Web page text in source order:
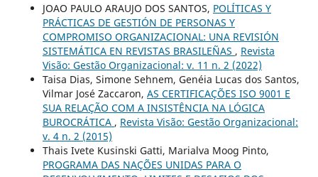
JOAO PAULO ARAUJO DOS SANTOS, POLÍTICAS Y
PRÁCTICAS DE GESTIÓN DE PERSONAS Y
COMPROMISO ORGANIZACIONAL: UNA REVISIÓN
SISTEMÁTICA EN REVISTAS BRASILEÑAS , Revista
Visão: Gestão Organizacional: v. 11 n. 2 (2022)
Taisa Dias, Simone Sehnem, Genéia Lucas dos Santos,
Vilmar José Zaccaron, AS CERTIFICAÇÕES ISO 9001 E
SUA RELAÇÃO COM A INSISTÊNCIA NA LÓGICA
BUROCRÁTICA , Revista Visão: Gestão Organizacional:
v. 4 n. 2 (2015)
Thais Ivete Kusinski Gatti, Marialva Moog Pinto,
PROGRAMA DAS NAÇÕES UNIDAS PARA O